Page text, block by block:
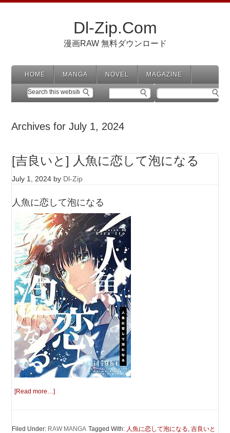
Dl-Zip.Com
漫画RAW 無料ダウンロード
HOME MANGA NOVEL MAGAZINE
Archives for July 1, 2024
[吉良いと] 人魚に恋して泡になる
July 1, 2024 by Dl-Zip
人魚に恋して泡になる
[Read more…]
Filed Under: RAW MANGA Tagged With: 人魚に恋して泡になる,吉良いと